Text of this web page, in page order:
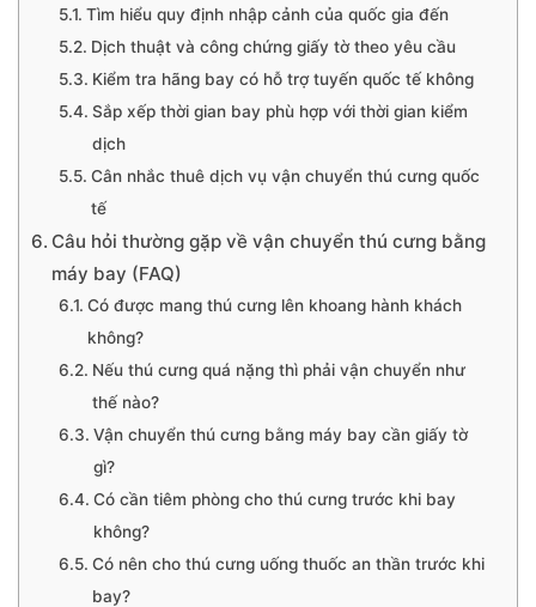
Tìm hiểu quy định nhập cảnh của quốc gia đến
Dịch thuật và công chứng giấy tờ theo yêu cầu
Kiểm tra hãng bay có hỗ trợ tuyến quốc tế không
Sắp xếp thời gian bay phù hợp với thời gian kiểm
dịch
Cân nhắc thuê dịch vụ vận chuyển thú cưng quốc
tế
Câu hỏi thường gặp về vận chuyển thú cưng bằng
máy bay (FAQ)
Có được mang thú cưng lên khoang hành khách
không?
Nếu thú cưng quá nặng thì phải vận chuyển như
thế nào?
Vận chuyển thú cưng bằng máy bay cần giấy tờ
gì?
Có cần tiêm phòng cho thú cưng trước khi bay
không?
Có nên cho thú cưng uống thuốc an thần trước khi
bay?